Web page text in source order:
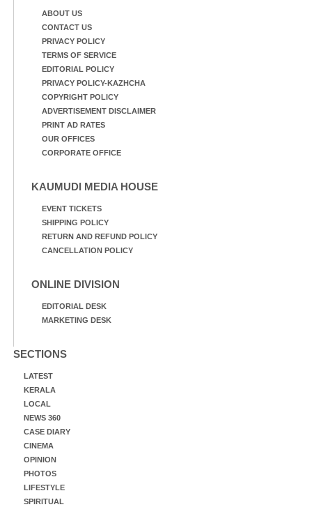
ABOUT US
CONTACT US
PRIVACY POLICY
TERMS OF SERVICE
EDITORIAL POLICY
PRIVACY POLICY-KAZHCHA
COPYRIGHT POLICY
ADVERTISEMENT DISCLAIMER
PRINT AD RATES
OUR OFFICES
CORPORATE OFFICE
KAUMUDI MEDIA HOUSE
EVENT TICKETS
SHIPPING POLICY
RETURN AND REFUND POLICY
CANCELLATION POLICY
ONLINE DIVISION
EDITORIAL DESK
MARKETING DESK
SECTIONS
LATEST
KERALA
LOCAL
NEWS 360
CASE DIARY
CINEMA
OPINION
PHOTOS
LIFESTYLE
SPIRITUAL